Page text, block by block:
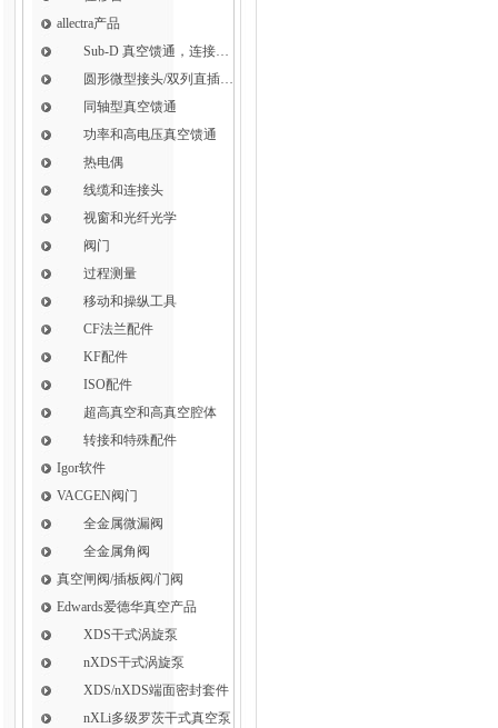
allectra产品
Sub-D 真空馈通，连接，插针和线缆
圆形微型接头/双列直插式接头
同轴型真空馈通
功率和高电压真空馈通
热电偶
线缆和连接头
视窗和光纤光学
阀门
过程测量
移动和操纵工具
CF法兰配件
KF配件
ISO配件
超高真空和高真空腔体
转接和特殊配件
Igor软件
VACGEN阀门
全金属微漏阀
全金属角阀
真空闸阀/插板阀/门阀
Edwards爱德华真空产品
XDS干式涡旋泵
nXDS干式涡旋泵
XDS/nXDS​端面密封套件
nXLi多级罗茨干式真空泵